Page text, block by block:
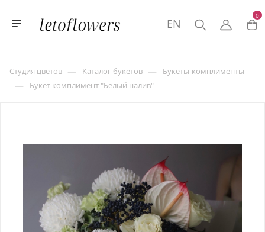
0
EN
Студия цветов — Каталог букетов — Букеты-комплименты
— Букет комплимент "Белый налив"